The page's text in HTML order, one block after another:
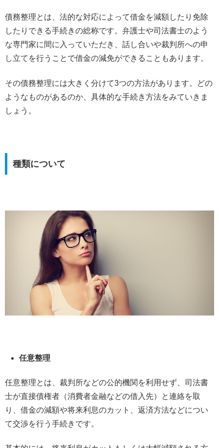
債務整理とは、法的な対応によって借金を減額したり免除
したりできる手続きの総称です。弁護士や司法書士のよう
な専門家に間に入っていただき、話し合いや裁判所への申
し立てを行うことで借金の減免ができることもあります。
その債務整理には大きく分けて3つの方法があります。どの
ようなものがあるのか、具体的な手続き方法をみていきま
しょう。
種類について
任意整理
任意整理とは、裁判所などの公的機関を利用せず、司法書
士が直接債権者（消費者金融などの借入先）と連絡を取
り、借金の減額や将来利息のカット、返済方法などについ
て交渉を行う手続きです。